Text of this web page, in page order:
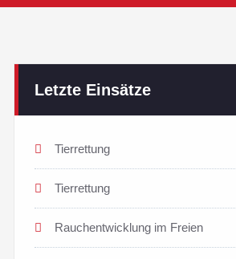
Letzte Einsätze
Tierrettung
Tierrettung
Rauchentwicklung im Freien